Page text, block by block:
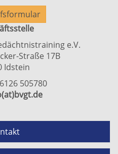
e.V.
Straße 17B
Idstein
505780